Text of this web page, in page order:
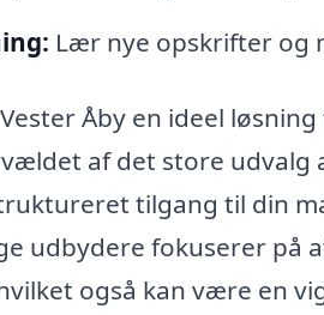
Lær nye opskrifter og
Åby en ideel
af det store
tilgang til din
udbydere fokuserer på
også kan være en